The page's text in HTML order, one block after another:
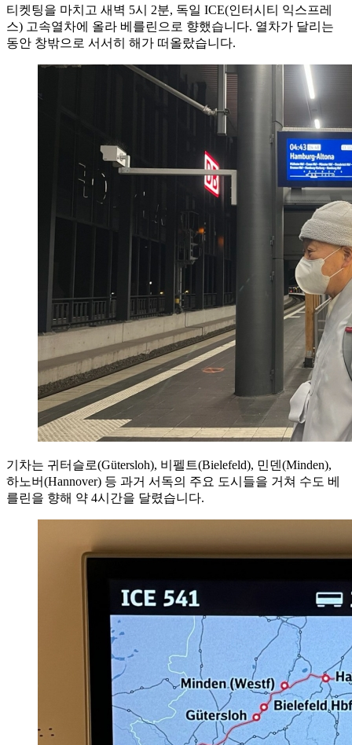
티켓팅을 마치고 새벽 5시 2분, 독일 ICE(인터시티 익스프레
스) 고속열차에 올라 베를린으로 향했습니다. 열차가 달리는
동안 창밖으로 서서히 해가 떠올랐습니다.
기차는 귀터슬로(Gütersloh), 비펠트(Bielefeld), 민덴(Minden),
하노버(Hannover) 등 과거 서독의 주요 도시들을 거쳐 수도 베
를린을 향해 약 4시간을 달렸습니다.